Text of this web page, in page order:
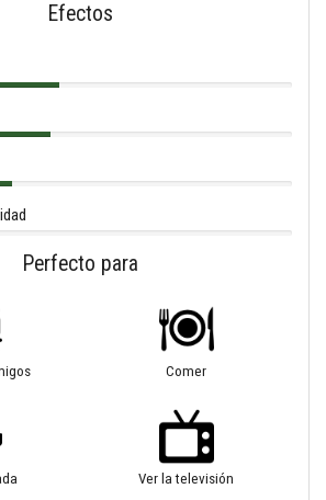
Efectos
Perfecto para
Comer
Ver la televisión